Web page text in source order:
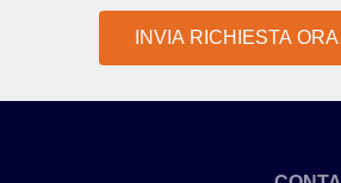
INVIA RICHIESTA ORA